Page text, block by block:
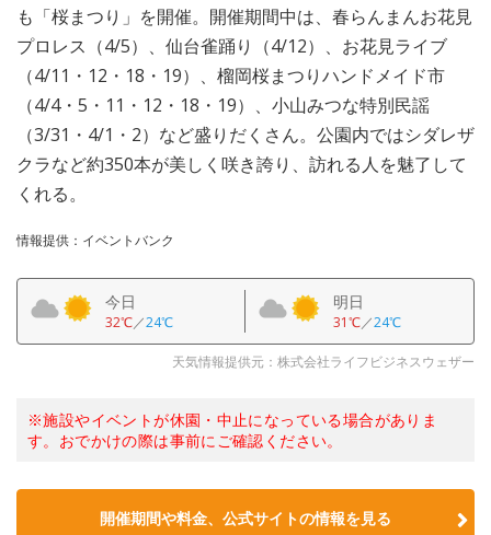
も「桜まつり」を開催。開催期間中は、春らんまんお花見
プロレス（4/5）、仙台雀踊り（4/12）、お花見ライブ
（4/11・12・18・19）、榴岡桜まつりハンドメイド市
（4/4・5・11・12・18・19）、小山みつな特別民謡
（3/31・4/1・2）など盛りだくさん。公園内ではシダレザ
クラなど約350本が美しく咲き誇り、訪れる人を魅了して
くれる。
情報提供：イベントバンク
今日
32℃／24℃
明日
31℃／24℃
天気情報提供元：株式会社ライフビジネスウェザー
※施設やイベントが休園・中止になっている場合がありま
す。おでかけの際は事前にご確認ください。
開催期間や料金、公式サイトの情報を見る